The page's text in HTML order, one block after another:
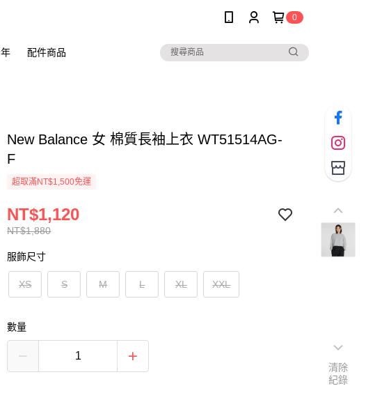
0
配件商品
New Balance 女 棉質長袖上衣 WT51514AG-
F
超取滿NT$1,500免運
NT$1,880
NT$1,120
服飾尺寸
XS S M L XL XXL
數量
清除
紀錄